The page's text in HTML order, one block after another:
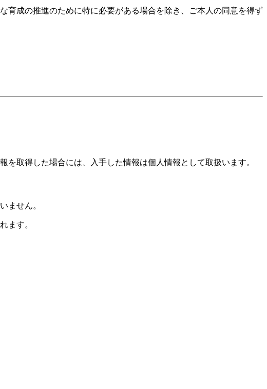
育成の推進のために特に必要がある場合を除き、ご本人の同意を得ず
取得した場合には、入手した情報は個人情報として取扱います。
ません。
ます。